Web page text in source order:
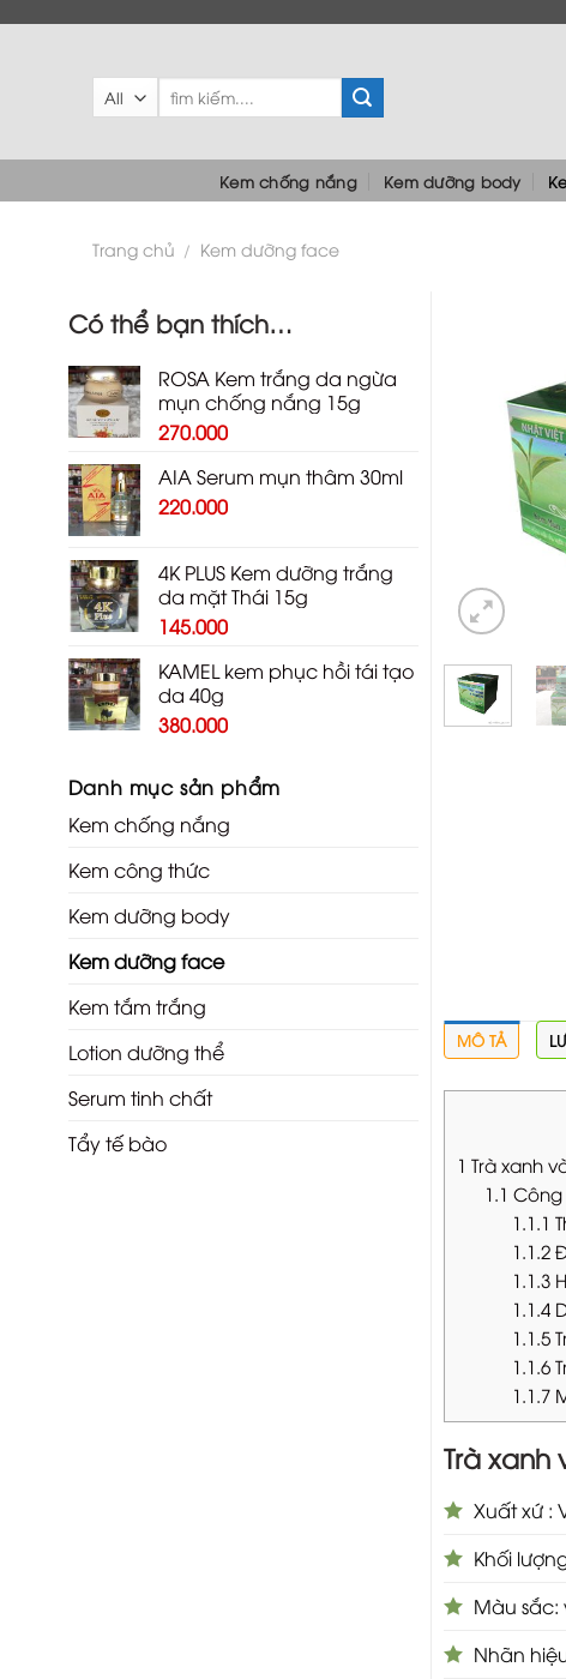
Tìm
kiếm:
Kem chống nắng Kem dưỡng body
Trang chủ / Kem dưỡng face
Có thể bạn thích…
ROSA Kem trắng da ngừa
mụn chống nắng 15g
270.000
AIA Serum mụn thâm 30ml
220.000
4K PLUS Kem dưỡng trắng
da mặt Thái 15g
145.000
KAMEL kem phục hồi tái tạo
da 40g
380.000
Danh mục sản phẩm
Kem chống nắng
Kem công thức
Kem dưỡng body
Kem dưỡng face
Kem tắm trắng
Lotion dưỡng thể
Serum tinh chất
Tẩy tế bào
MÔ TẢ
1 Trà xanh
1.1 Công
1.1.1
1.1.2
1.1.3
1.1.4
1.1.5
1.1.6
1.1.7
Trà xanh
Xuất xứ :
Khối
Màu
Nhãn